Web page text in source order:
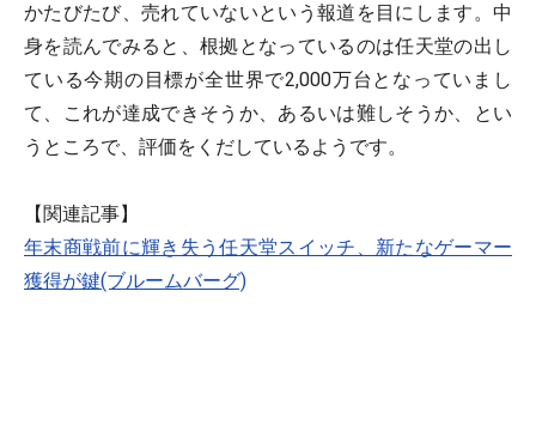
かたびたび、売れていないという報道を目にします。中
身を読んでみると、根拠となっているのは任天堂の出し
ている今期の目標が全世界で2,000万台となっていまし
て、これが達成できそうか、あるいは難しそうか、とい
うところで、評価をくだしているようです。
【関連記事】
年末商戦前に輝き失う任天堂スイッチ、新たなゲーマー
獲得が鍵(ブルームバーグ)